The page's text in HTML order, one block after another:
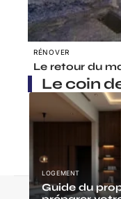
RÉNOVER
Le retour du
Le coin
LOGEMENT
Guide du
Contact